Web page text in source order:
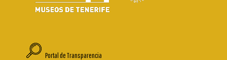
Portal de Transparencia